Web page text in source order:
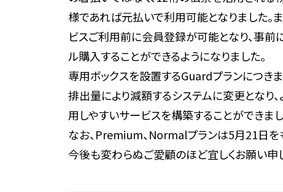
様であれば元払いで利用可能となりました。
ビスご利用前に会員登録が可能となり、事前
ル購入することができるようになりました。
専用ボックスを設置するGuardプランにつきま
排出量により減額するシステムに変更となり、
用しやすいサービスを構築することができまし
なお、Premium、Normalプランは5月21日を
今後も変わらぬご愛顧のほど宜しくお願い申